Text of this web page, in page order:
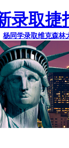
录取捷
学录取维克森林大学